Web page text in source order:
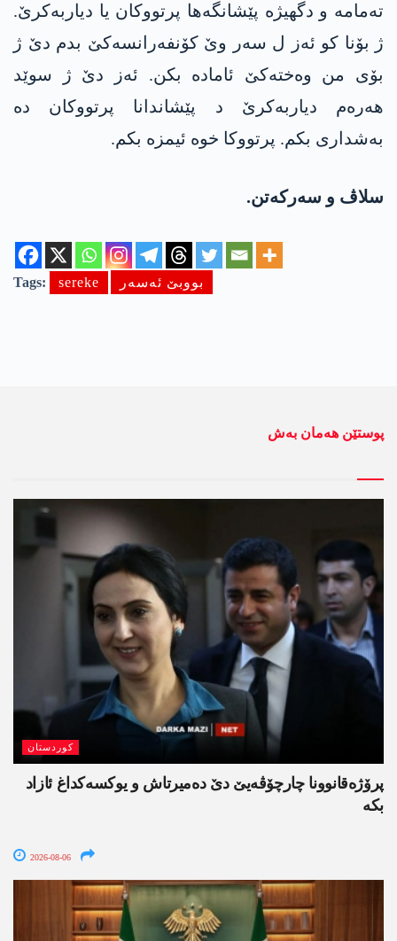
تەمامە و دگهیژە پێشانگەها پرتووکان یا دیاربەکرێ.
ژ بۆنا کو ئەز ل سەر وێ کۆنفەرانسەکێ بدم دێ ژ
بۆی من وەختەکێ ئامادە بکن. ئەز دێ ژ سوێد
ھەرەم دیاربەکرێ د پێشاندانا پرتووکان دە
بەشداری بکم. پرتووکا خوە ئیمزە بکم.
سلاڤ و سەرکەتن.
Tags: sereke بووبێ ئەسەر
پوستێن ھەمان بەش
کوردستان
پرۆژەقانوونا چارچۆڤەیێ دێ دەمیرتاش و یوکسەکداغ ئازاد
بکە
2026-08-06